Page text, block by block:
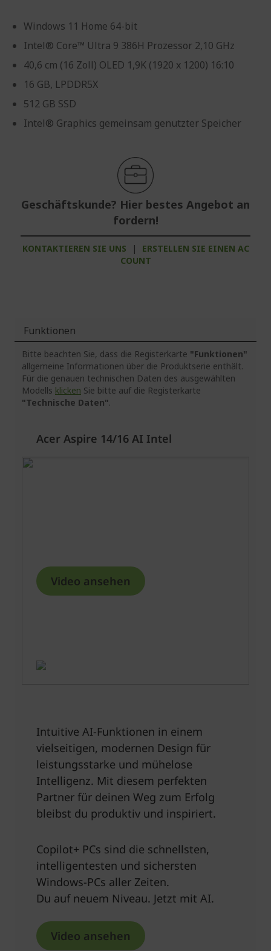
Windows 11 Home 64-bit
Intel® Core™ Ultra 9 386H Prozessor 2,10 GHz
40,6 cm (16 Zoll) OLED 1,9K (1920 x 1200) 16:10
16 GB, LPDDR5X
512 GB SSD
Intel® Graphics gemeinsam genutzter Speicher
Geschäftskunde? Hier bestes Angebot an
fordern!
KONTAKTIEREN SIE UNS |
ERSTELLEN SIE EINEN AC
COUNT
Funktionen
Bitte beachten Sie, dass die Registerkarte "Funktionen"
allgemeine Informationen über die Produktserie enthält.
Für die genauen technischen Daten des ausgewählten
Modells klicken Sie bitte auf die Registerkarte
"Technische Daten".